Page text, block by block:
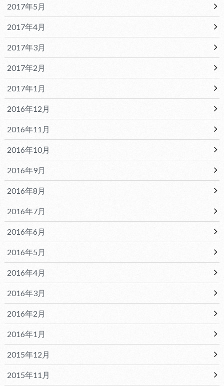
2017年5月
2017年4月
2017年3月
2017年2月
2017年1月
2016年12月
2016年11月
2016年10月
2016年9月
2016年8月
2016年7月
2016年6月
2016年5月
2016年4月
2016年3月
2016年2月
2016年1月
2015年12月
2015年11月